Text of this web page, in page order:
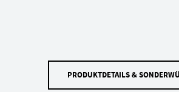
PRODUKTDETAILS &